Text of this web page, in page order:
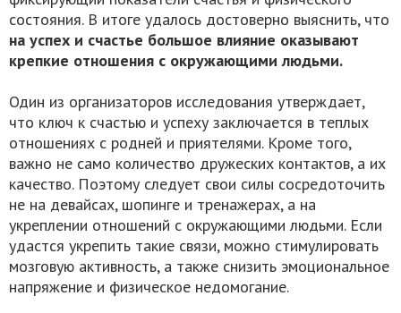
состояния. В итоге удалось достоверно выяснить, что
на успех и счастье большое влияние оказывают
крепкие отношения с окружающими людьми.
Один из организаторов исследования утверждает,
что ключ к счастью и успеху заключается в теплых
отношениях с родней и приятелями. Кроме того,
важно не само количество дружеских контактов, а их
качество. Поэтому следует свои силы сосредоточить
не на девайсах, шопинге и тренажерах, а на
укреплении отношений с окружающими людьми. Если
удастся укрепить такие связи, можно стимулировать
мозговую активность, а также снизить эмоциональное
напряжение и физическое недомогание.